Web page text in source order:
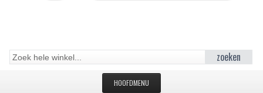
zoeken
HOOFDMENU